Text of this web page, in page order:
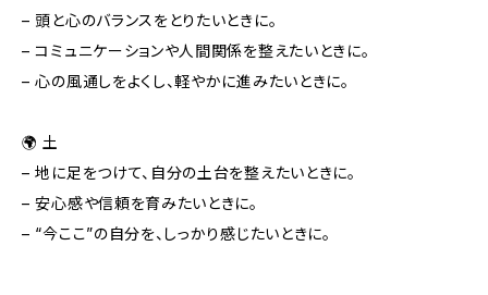
– 頭と心のバランスをとりたいときに。
– コミュニケーションや人間関係を整えたいときに。
– 心の風通しをよくし、軽やかに進みたいときに。
🌍 土
– 地に足をつけて、自分の土台を整えたいときに。
– 安心感や信頼を育みたいときに。
– “今ここ”の自分を、しっかり感じたいときに。